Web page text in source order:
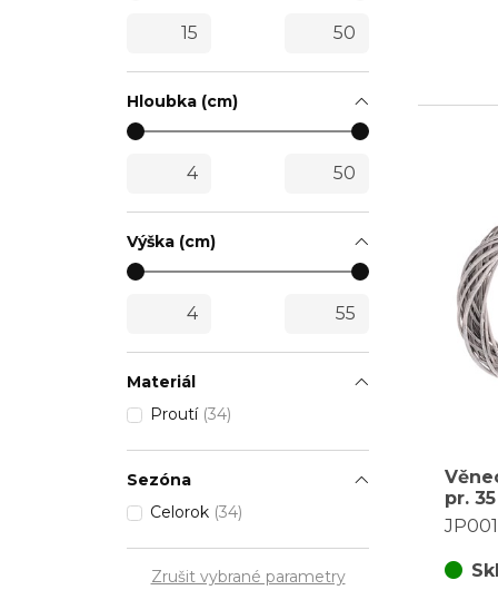
Hloubka (cm)
Výška (cm)
Materiál
Proutí (34)
Sezóna
Celorok (34)
Zrušit vybrané parametry
pr.
barva